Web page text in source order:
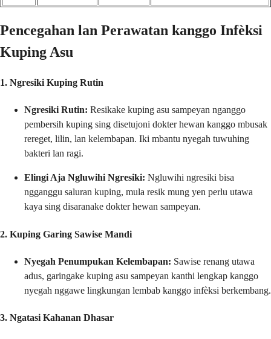
Pencegahan lan Perawatan kanggo Infèksi
Kuping Asu
1. Ngresiki Kuping Rutin
Ngresiki Rutin: Resikake kuping asu sampeyan nganggo
pembersih kuping sing disetujoni dokter hewan kanggo mbusak
rereget, lilin, lan kelembapan. Iki mbantu nyegah tuwuhing
bakteri lan ragi.
Elingi Aja Ngluwihi Ngresiki: Ngluwihi ngresiki bisa
ngganggu saluran kuping, mula resik mung yen perlu utawa
kaya sing disaranake dokter hewan sampeyan.
2. Kuping Garing Sawise Mandi
Nyegah Penumpukan Kelembapan: Sawise renang utawa
adus, garingake kuping asu sampeyan kanthi lengkap kanggo
nyegah nggawe lingkungan lembab kanggo infèksi berkembang.
3. Ngatasi Kahanan Dhasar